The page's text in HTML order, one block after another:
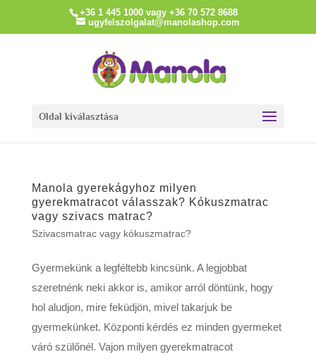
+36 1 445 1000 vagy +36 70 572 8688
ugyfelszolgalat@manolashop.com
Oldal kiválasztása
Manola gyerekágyhoz milyen
gyerekmatracot válasszak? Kókuszmatrac
vagy szivacs matrac?
Szivacsmatrac vagy kókuszmatrac?
Gyermekünk a legféltebb kincsünk. A legjobbat
szeretnénk neki akkor is, amikor arról döntünk, hogy
hol aludjon, mire feküdjön, mivel takarjuk be
gyermekünket. Központi kérdés ez minden gyermeket
váró szülőnél. Vajon milyen gyerekmatracot